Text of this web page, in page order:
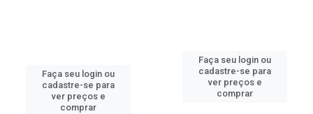
Faça seu login ou
cadastre-se para
ver preços e
comprar
Faça seu login ou
cadastre-se para
ver preços e
comprar